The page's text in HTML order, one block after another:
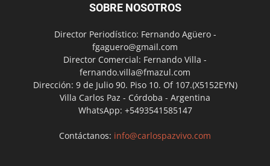
SOBRE NOSOTROS
Director Periodístico: Fernando Agüero -
fgaguero@gmail.com
Director Comercial: Fernando Villa -
fernando.villa@fmazul.com
Dirección: 9 de Julio 90. Piso 10. Of 107.(X5152EYN)
Villa Carlos Paz - Córdoba - Argentina
WhatsApp: +5493541585147
Contáctanos: info@carlospazvivo.com